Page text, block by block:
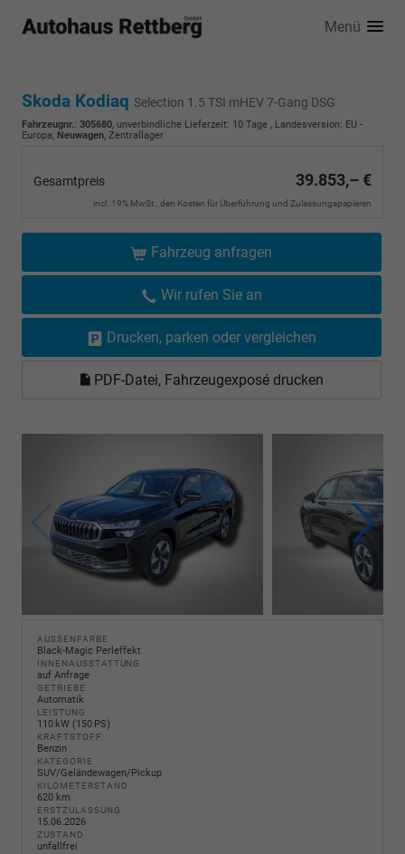
Menü
Skoda Kodiaq Selection 1.5 TSI mHEV 7-Gang DSG
Fahrzeugnr.: 305680, unverbindliche Lieferzeit: 10 Tage , Landesversion: EU -
Europa, Neuwagen, Zentrallager
Gesamtpreis 39.853,– €
incl. 19% MwSt., den Kosten für Überführung und Zulassungspapieren
Fahrzeug anfragen
Wir rufen Sie an
Drucken, parken oder vergleichen
PDF-Datei, Fahrzeugexposé drucken
AUSSENFARBE
Black-Magic Perleffekt
INNENAUSSTATTUNG
auf Anfrage
GETRIEBE
Automatik
LEISTUNG
110 kW (150 PS)
KRAFTSTOFF
Benzin
KATEGORIE
SUV/Geländewagen/Pickup
KILOMETERSTAND
620 km
ERSTZULASSUNG
15.06.2026
ZUSTAND
unfallfrei